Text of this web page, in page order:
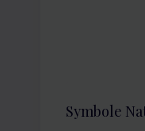
Symbole